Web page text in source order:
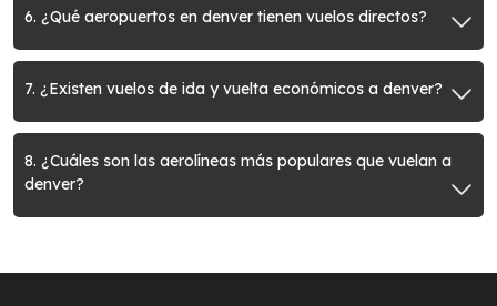
6. ¿Qué aeropuertos en denver tienen vuelos directos?
7. ¿Existen vuelos de ida y vuelta económicos a denver?
8. ¿Cuáles son las aerolíneas más populares que vuelan a
denver?